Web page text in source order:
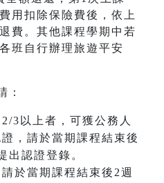
用扣除保險費後，依上
費。其他課程學期中若
班自行辦理旅遊平安
：
3以上者，可獲公務人
，請於當期課程結束後
出認證登錄。
於當期課程結束後2週